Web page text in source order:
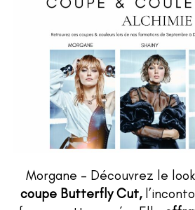
Morgane – Découvrez le
coupe Butterfly Cut,